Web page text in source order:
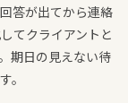
答が出てから連絡
てクライアントと
期日の見えない待
。